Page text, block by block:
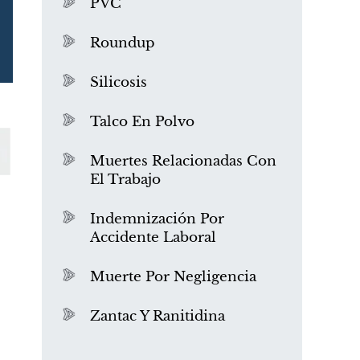
PVC
Roundup
Silicosis
Talco En Polvo
Muertes Relacionadas Con
El Trabajo
Indemnización Por
Accidente Laboral
Muerte Por Negligencia
Zantac Y Ranitidina
¿Qué es el mesotelioma?